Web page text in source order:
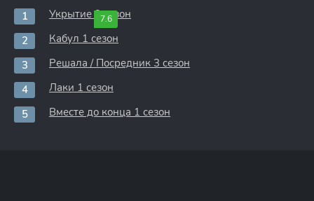
7.6
Укрытие 3 сезон
Кабул 1 сезон
Решала / Посредник 3 сезон
Лаки 1 сезон
Вместе до конца 1 сезон